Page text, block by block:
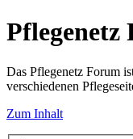
Pflegenetz
Das Pflegenetz Forum
verschiedenen
Zum Inhalt